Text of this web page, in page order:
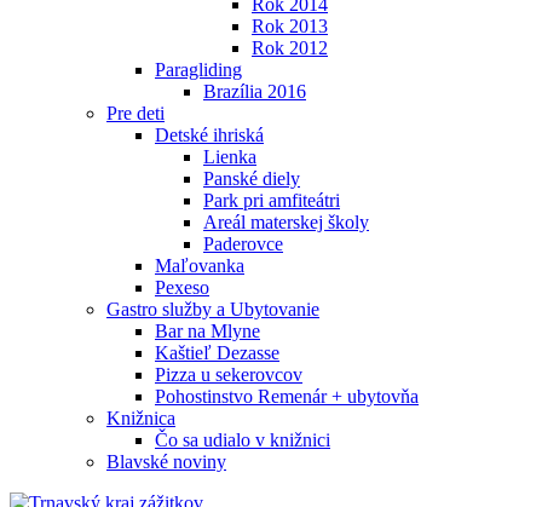
Rok 2014
Rok 2013
Rok 2012
Paragliding
Brazília 2016
Pre deti
Detské ihriská
Lienka
Panské diely
Park pri amfiteátri
Areál materskej školy
Paderovce
Maľovanka
Pexeso
Gastro služby a Ubytovanie
Bar na Mlyne
Kaštieľ Dezasse
Pizza u sekerovcov
Pohostinstvo Remenár + ubytovňa
Knižnica
Čo sa udialo v knižnici
Blavské noviny